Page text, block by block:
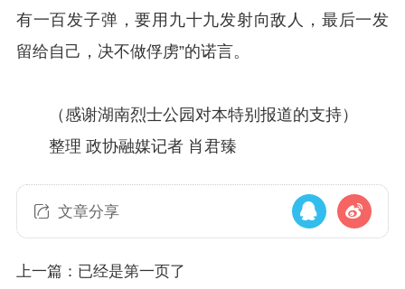
有一百发子弹，要用九十九发射向敌人，最后一发
留给自己，决不做俘虏”的诺言。
（感谢湖南烈士公园对本特别报道的支持）
整理 政协融媒记者 肖君臻
文章分享
上一篇：已经是第一页了